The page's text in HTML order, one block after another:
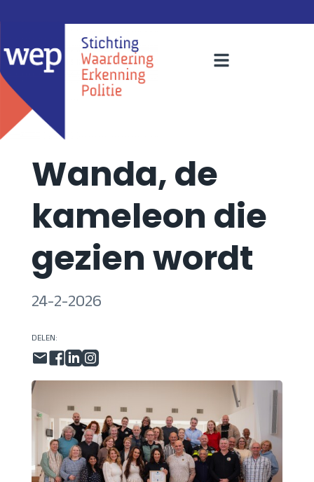
Wanda, de
kameleon die
gezien wordt
24-2-2026
DELEN: